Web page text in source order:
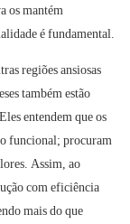
os mantém
é fundamental.
regiões ansiosas
também estão
entendem que os
funcional; procuram
Assim, ao
com eficiência
mais do que